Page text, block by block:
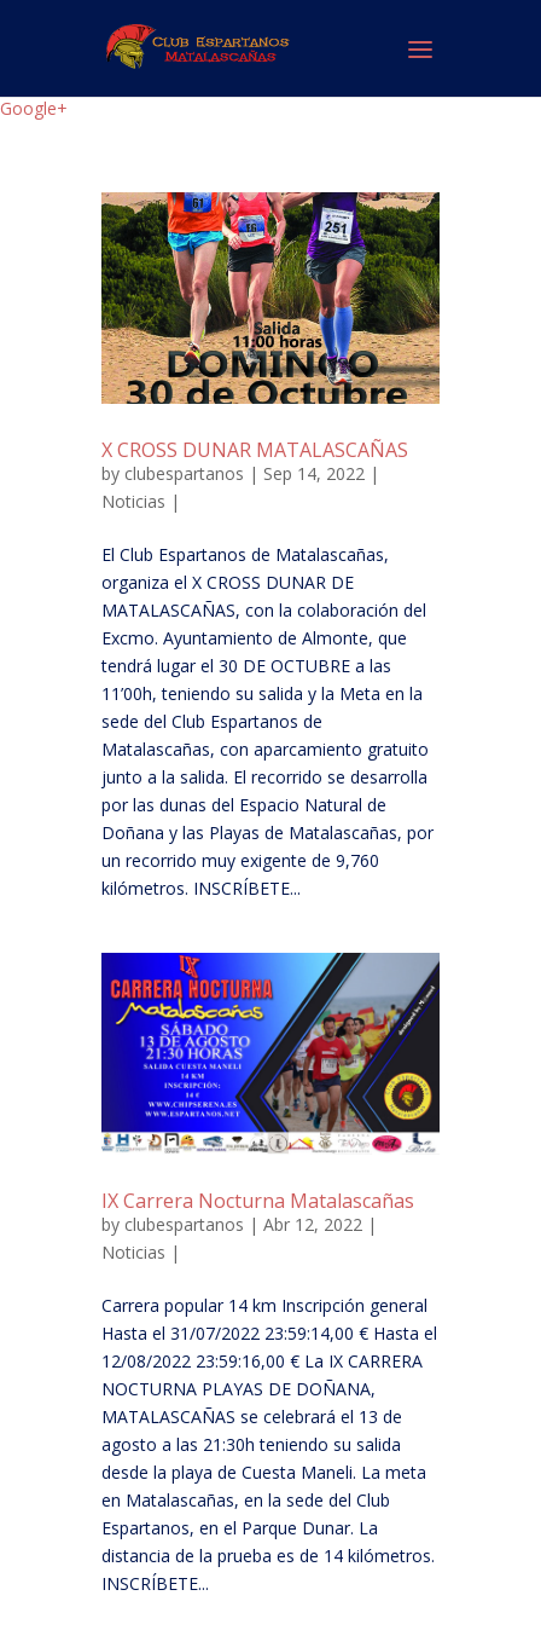
Google+
X CROSS DUNAR MATALASCAÑAS
by clubespartanos | Sep 14, 2022 |
Noticias |
El Club Espartanos de Matalascañas,
organiza el X CROSS DUNAR DE
MATALASCAÑAS, con la colaboración del
Excmo. Ayuntamiento de Almonte, que
tendrá lugar el 30 DE OCTUBRE a las
11’00h, teniendo su salida y la Meta en la
sede del Club Espartanos de
Matalascañas, con aparcamiento gratuito
junto a la salida. El recorrido se desarrolla
por las dunas del Espacio Natural de
Doñana y las Playas de Matalascañas, por
un recorrido muy exigente de 9,760
kilómetros. INSCRÍBETE...
IX Carrera Nocturna Matalascañas
by clubespartanos | Abr 12, 2022 |
Noticias |
Carrera popular 14 km Inscripción general
Hasta el 31/07/2022 23:59:14,00 € Hasta el
12/08/2022 23:59:16,00 € La IX CARRERA
NOCTURNA PLAYAS DE DOÑANA,
MATALASCAÑAS se celebrará el 13 de
agosto a las 21:30h teniendo su salida
desde la playa de Cuesta Maneli. La meta
en Matalascañas, en la sede del Club
Espartanos, en el Parque Dunar. La
distancia de la prueba es de 14 kilómetros.
INSCRÍBETE...